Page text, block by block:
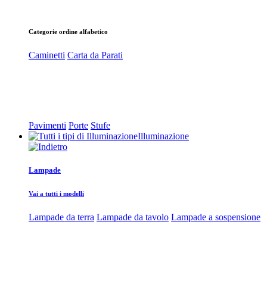
Categorie ordine alfabetico
Caminetti Carta da Parati
Pavimenti Porte Stufe
Illuminazione
Lampade
Vai a tutti i modelli
Lampade da terra Lampade da tavolo Lampade a sospensione